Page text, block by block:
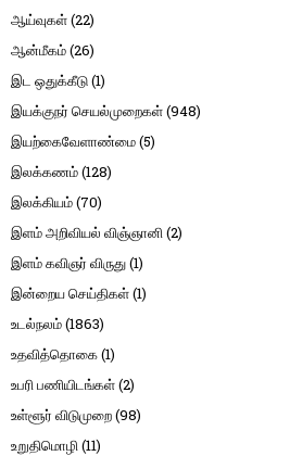
ஆய்வுகள்(22)
ஆன்மீகம்(26)
இட ஒதுக்கீடு(1)
இயக்குநர் செயல்முறைகள்(948)
இயற்கைவேளாண்மை(5)
இலக்கணம்(128)
இலக்கியம்(70)
இளம் அறிவியல் விஞ்ஞானி(2)
இளம் கவிஞர் விருது(1)
இன்றைய செய்திகள்(1)
உடல்நலம்(1863)
உதவித்தொகை(1)
உபரி பணியிடங்கள்(2)
உள்ளூர் விடுமுறை(98)
உறுதிமொழி(11)